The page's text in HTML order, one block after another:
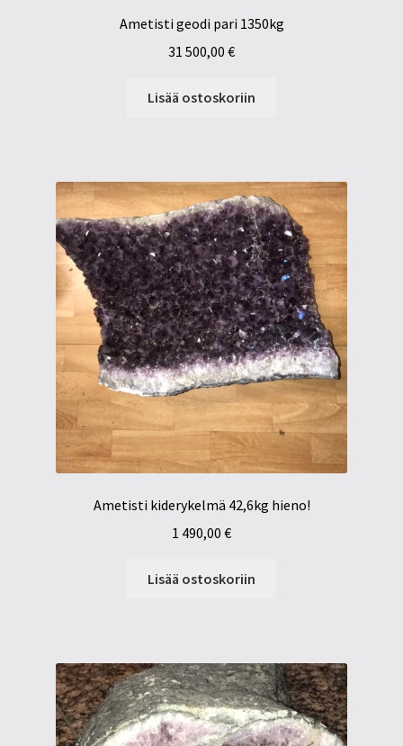
Ametisti geodi pari 1350kg
31 500,00 €
Lisää ostoskoriin
Ametisti kiderykelmä 42,6kg hieno!
1 490,00 €
Lisää ostoskoriin